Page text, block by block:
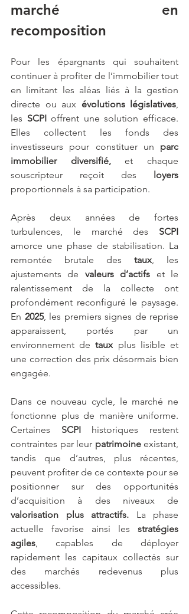
marché en
recomposition
Pour les épargnants qui souhaitent
continuer à profiter de l’immobilier tout
en limitant les aléas liés à la gestion
directe ou aux évolutions législatives
les SCPI offrent une solution efficace.
Elles collectent les fonds des
investisseurs pour constituer un parc
immobilier diversifié, et chaque
souscripteur reçoit des loyers
proportionnels à sa participation.
Après deux années de fortes
turbulences, le marché des
amorce une phase de stabilisation. La
remontée brutale des taux , les
ajustements de valeurs d’actifs et le
ralentissement de la collecte ont
profondément reconfiguré le paysage.
En 2025, les premiers signes de reprise
apparaissent, portés par un
environnement de taux plus lisible et
une correction des prix désormais bien
engagée.
Dans ce nouveau cycle, le marché ne
fonctionne plus de manière uniforme.
Certaines SCPI historiques restent
contraintes par leur patrimoine existant,
tandis que d’autres, plus récentes,
peuvent profiter de ce contexte pour se
positionner sur des opportunités
valorisation plus attractifs. La phase
actuelle favorise ainsi les stratégies
agiles , capables de déployer
rapidement les capitaux collectés sur
des marchés redevenus plus
accessibles.